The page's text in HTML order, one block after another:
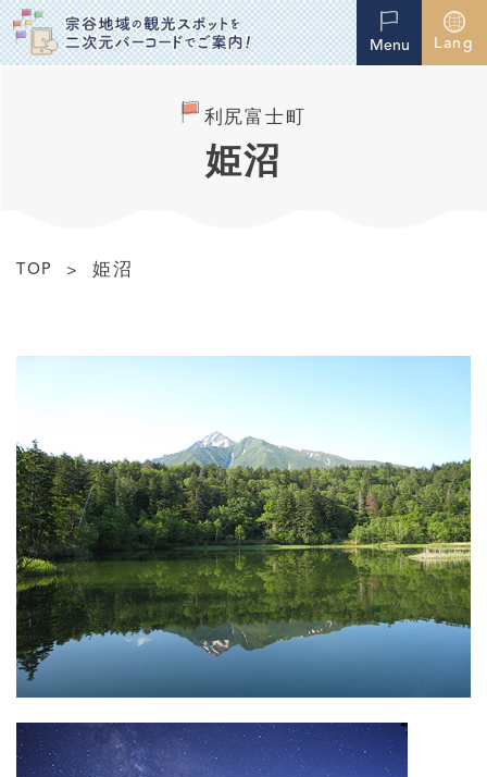
Menu Lang
利尻富士町
姫沼
TOP 姫沼